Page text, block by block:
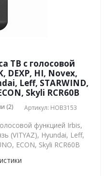
ТВ с голосовой
DEXP, HI, Novex,
Leff, STARWIND,
Skyli RCR60B
(2) Артикул: HOB3153
функцией Irbis,
(VITYAZ), Hyundai, Leff,
ECON, Skyli RCR60B